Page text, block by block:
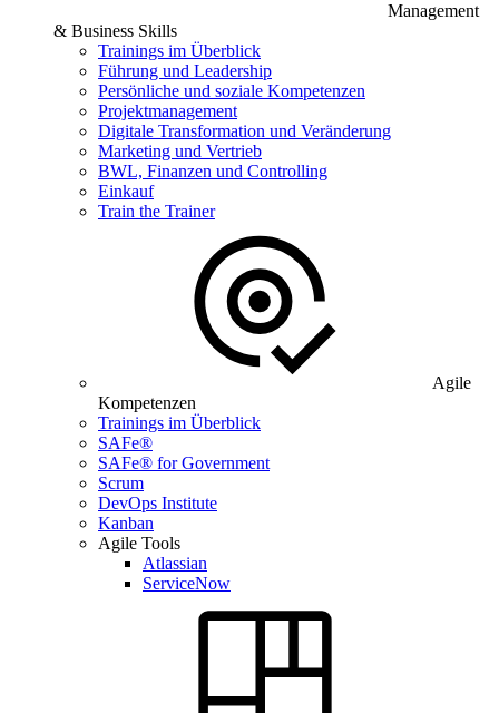
Management
& Business Skills
Trainings im Überblick
Führung und Leadership
Persönliche und soziale Kompetenzen
Projektmanagement
Digitale Transformation und Veränderung
Marketing und Vertrieb
BWL, Finanzen und Controlling
Einkauf
Train the Trainer
Agile
Kompetenzen
Trainings im Überblick
SAFe®
SAFe® for Government
Scrum
DevOps Institute
Kanban
Agile Tools
Atlassian
ServiceNow